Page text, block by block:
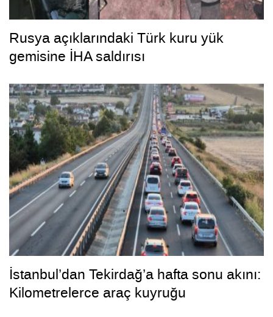
Rusya açıklarındaki Türk kuru yük
gemisine İHA saldırısı
İstanbul’dan Tekirdağ’a hafta sonu akını:
Kilometrelerce araç kuyruğu